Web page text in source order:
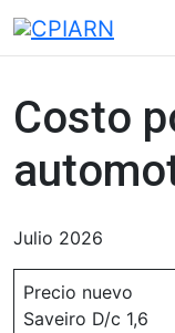
Skip
Costo
Julio 2026
Precio nuevo
Saveiro D/c 1,6